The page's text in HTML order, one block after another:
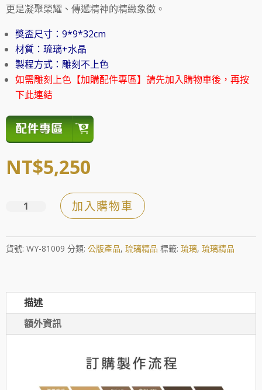
更是凝聚榮耀、傳遞精神的精緻象徵。
獎盃尺寸：9*9*32cm
材質：琉璃+水晶
製程方式：雕刻不上色
如需雕刻上色【加購配件專區】請先加入購物車後，再按
下此連結
NT$5,250
星
光
量
加入購物車
貨號: WY-81009 分類: 公版產品, 琉璃精品 標籤: 琉璃, 琉璃精品
描述
額外資訊